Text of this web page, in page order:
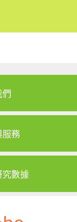
們
服務
究數據